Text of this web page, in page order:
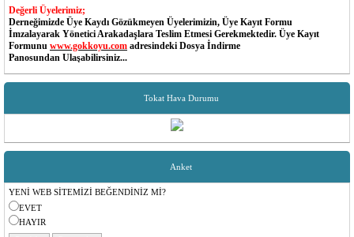
Değerli Üyelerimiz;
Derneğimizde Üye Kaydı Gözükmeyen Üyelerimizin, Üye Kayıt Formu
İmzalayarak Yönetici Arakadaşlara Teslim Etmesi Gerekmektedir. Üye Kayıt
Formunu www.gokkoyu.com adresindeki Dosya İndirme
Panosundan Ulaşabilirsiniz...
Değerli Üyelerimiz;
Üyelerimiz Dernek Yöneticileri İle İrtibata Gecip Telefon Numaralarını Güncellettirebilir...
Yönetim Kurulu
Şube Kodu: 787
Hesap No: 6298579
IBAN: TR65 0006 2000 7870 0006 2985 79
Hesap Sahibi: TOKAT REŞADİYE GÖKKÖYÜ SOSYAL YARDIMLAŞMA
DERNEĞİ
Tokat Hava Durumu
Anket
YENİ WEB SİTEMİZİ BEĞENDİNİZ Mİ?
EVET
HAYIR